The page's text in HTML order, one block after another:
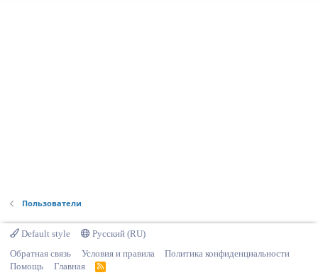
Пользователи
Default style
Русский (RU)
Обратная связь
Условия и правила
Политика конфиденциальности
Помощь
Главная
R